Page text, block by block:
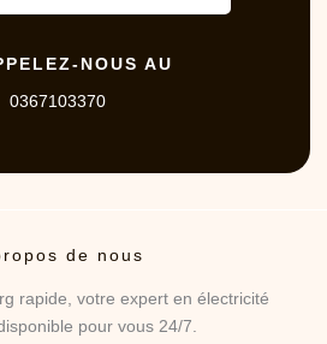
NOUS AU
0367103370
de nous
rapide, votre expert en électricité
pour vous 24/7.